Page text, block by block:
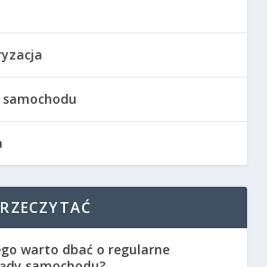
warto dbać o regularne